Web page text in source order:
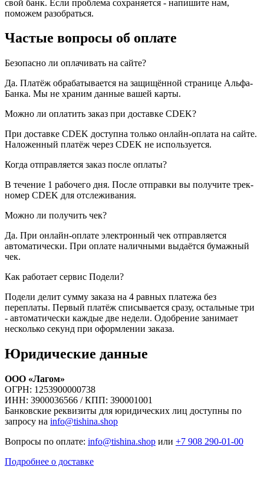
свой банк. Если проблема сохраняется - напишите нам,
поможем разобраться.
Частые вопросы об оплате
Безопасно ли оплачивать на сайте?
Да. Платёж обрабатывается на защищённой странице Альфа-
Банка. Мы не храним данные вашей карты.
Можно ли оплатить заказ при доставке CDEK?
При доставке CDEK доступна только онлайн-оплата на сайте.
Наложенный платёж через CDEK не используется.
Когда отправляется заказ после оплаты?
В течение 1 рабочего дня. После отправки вы получите трек-
номер CDEK для отслеживания.
Можно ли получить чек?
Да. При онлайн-оплате электронный чек отправляется
автоматически. При оплате наличными выдаётся бумажный
чек.
Как работает сервис Подели?
Подели делит сумму заказа на 4 равных платежа без
переплаты. Первый платёж списывается сразу, остальные три
- автоматически каждые две недели. Одобрение занимает
несколько секунд при оформлении заказа.
Юридические данные
ООО «Лагом»
ОГРН: 1253900000738
ИНН: 3900036566 / КПП: 390001001
Банковские реквизиты для юридических лиц доступны по
запросу на info@tishina.shop
Вопросы по оплате: info@tishina.shop или +7 908 290-01-00
Подробнее о доставке